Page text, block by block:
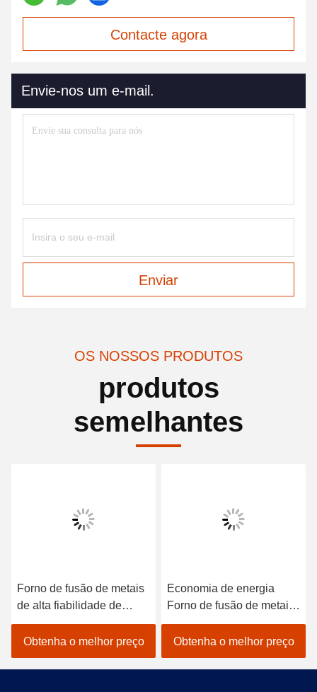
Contacte agora
Envie-nos um e-mail.
Enviar
OS NOSSOS PRODUTOS
produtos
semelhantes
Forno de fusão de metais
de alta fiabilidade de
baixa manutenção Forno
de indução elétrico de alta
frequência
Obtenha o melhor preço
Economia de energia
Forno de fusão de metais
de grande porte Elétrico
Baixa manutenção
Obtenha o melhor preço